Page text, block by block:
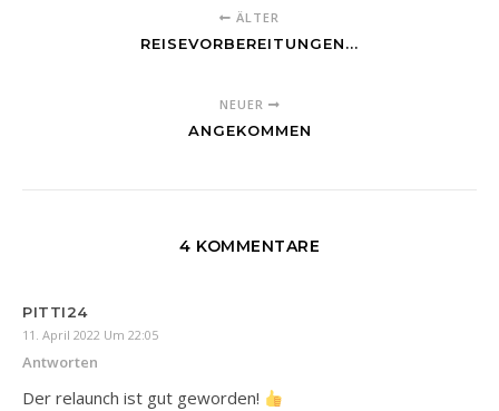
ÄLTER
REISEVORBEREITUNGEN...
NEUER
ANGEKOMMEN
4 KOMMENTARE
PITTI24
11. April 2022 Um 22:05
Antworten
Der relaunch ist gut geworden!